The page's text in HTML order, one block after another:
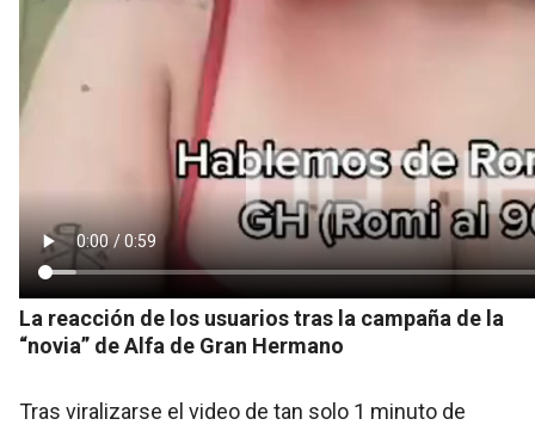
La reacción de los usuarios tras la campaña de la
“novia” de Alfa de Gran Hermano
Tras viralizarse el video de tan solo 1 minuto de